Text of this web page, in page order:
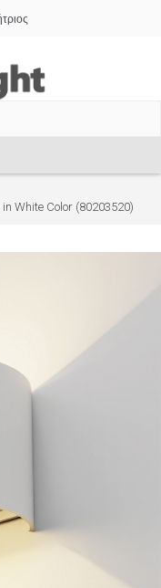
White Color (80203520)